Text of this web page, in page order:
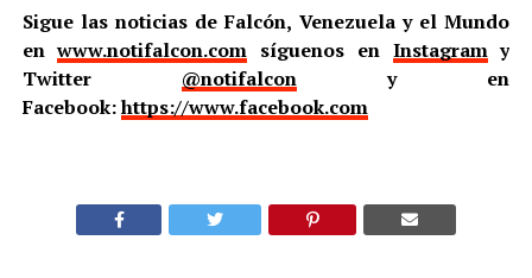
Sigue las noticias de Falcón, Venezuela y el Mundo
enwww.notifalcon.com síguenos en Instagramy
Twitter @notifalcony en
Facebook:https://www.facebook.com